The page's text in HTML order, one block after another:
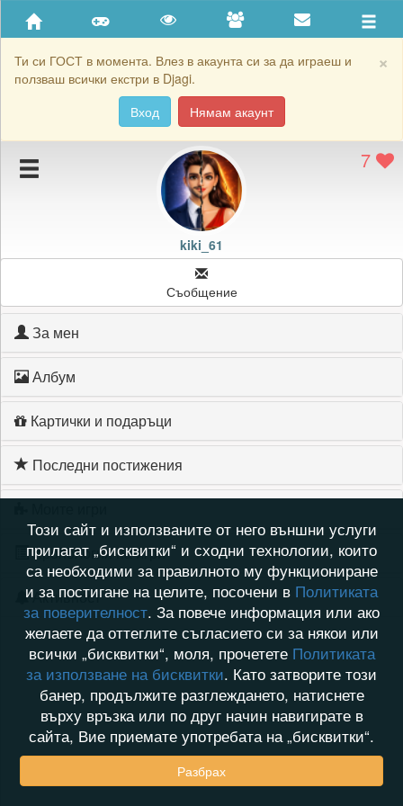
×
Ти си ГОСТ в момента. Влез в акаунта си за да играеш и
ползваш всички екстри в Djagi.
Вход
Нямам акаунт
Приятели
Хронология на игри
Подаръците на kiki_61
Картичките на kiki_61
7
kiki_61
Съобщение
За мен
Албум
Картички и подаръци
Последни постижения
Хронология на игри
Активност
Този сайт и използваните от него външни услуги
прилагат „бисквитки“ и сходни технологии, които
са необходими за правилното му функциониране
и за постигане на целите, посочени в Политиката
за поверителност. За повече информация или ако
желаете да оттеглите съгласието си за някои или
всички „бисквитки“, моля, прочетете Политиката
за използване на бисквитки. Като затворите този
банер, продължите разглеждането, натиснете
върху връзка или по друг начин навигирате в
сайта, Вие приемате употребата на „бисквитки“.
Разбрах